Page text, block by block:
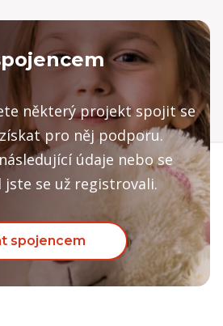
Nezveřejněno
999 Kč
500 Kč
200 Kč
2 000 Kč
Nezveřejněno
2 000 Kč
1 000 Kč
200 Kč
Nezveřejněno
1 000 Kč
333 Kč
některý projekt spojit se
pro něj podporu.
údaje nebo se
jste se už registrovali.
spojencem